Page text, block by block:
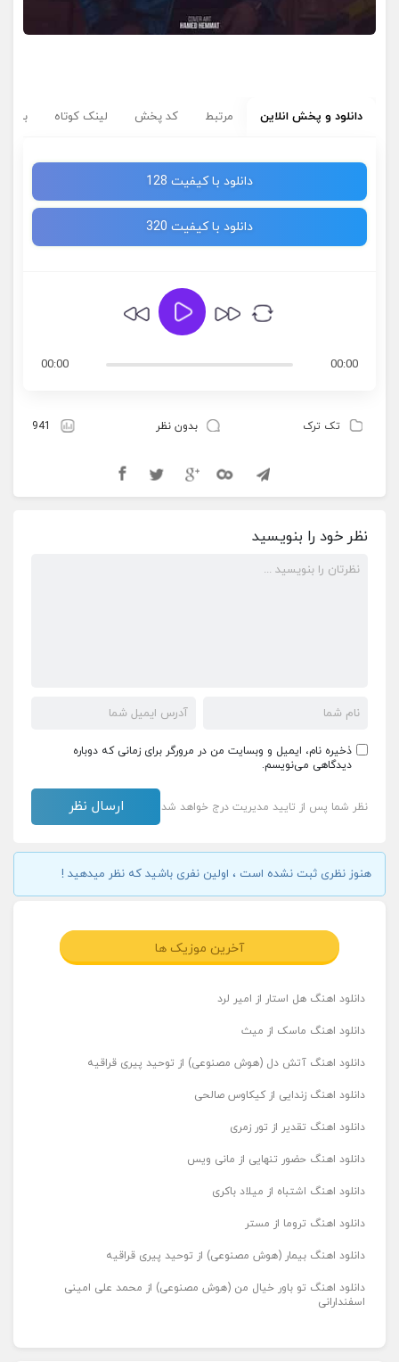
دانلود و پخش انلاین مرتبط کد پخش لینک کوتاه
دانلود با کیفیت 128
دانلود با کیفیت 320
00:00
00:00
تک ترک بدون نظر 941
نظر خود را بنویسید
ذخیره نام، ایمیل و وبسایت من در مرورگر برای زمانی که دوباره
دیدگاهی می‌نویسم.
نظر شما پس از تایید مدیریت درج خواهد شد
هنوز نظری ثبت نشده است ، اولین نفری باشید که نظر میدهید !
آخرین موزیک ها
دانلود اهنگ هل استار از امیر لرد
دانلود اهنگ ماسک از میث
دانلود اهنگ آتش دل (هوش مصنوعی) از توحید پیری قراقیه
دانلود اهنگ زندایی از کیکاوس صالحی
دانلود اهنگ تقدیر از تور زمری
دانلود اهنگ حضور تنهایی از مانی ویس
دانلود اهنگ اشتباه از میلاد باکری
دانلود اهنگ تروما از مستر
دانلود اهنگ بیمار (هوش مصنوعی) از توحید پیری قراقیه
دانلود اهنگ تو باور خیال من (هوش مصنوعی) از محمد علی امینی
اسفندارانی